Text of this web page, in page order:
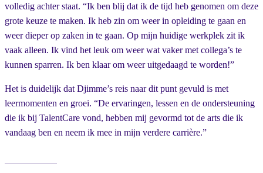
volledig achter staat. “Ik ben blij dat ik de tijd heb genomen om deze
grote keuze te maken. Ik heb zin om weer in opleiding te gaan en
weer dieper op zaken in te gaan. Op mijn huidige werkplek zit ik
vaak alleen. Ik vind het leuk om weer wat vaker met collega’s te
kunnen sparren. Ik ben klaar om weer uitgedaagd te worden!”
Het is duidelijk dat Djimme’s reis naar dit punt gevuld is met
leermomenten en groei. “De ervaringen, lessen en de ondersteuning
die ik bij TalentCare vond, hebben mij gevormd tot de arts die ik
vandaag ben en neem ik mee in mijn verdere carrière.”